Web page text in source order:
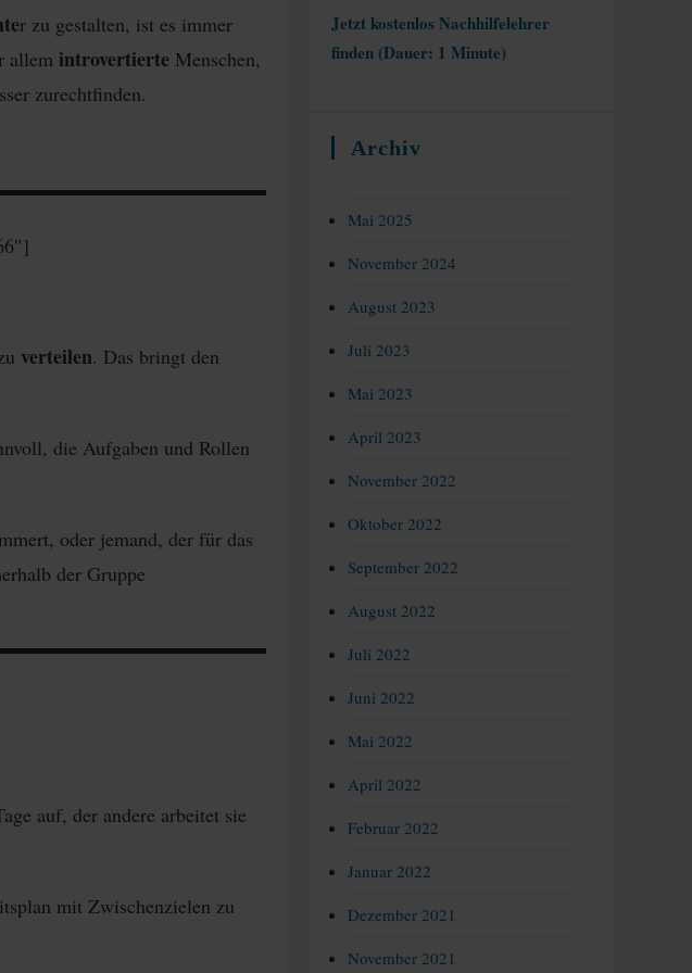
r zu gestalten, ist es immer
allem introvertierteMenschen,
zurechtfinden.
verteilen. Das bringt den
die Aufgaben und Rollen
oder jemand, der für das
der Gruppe
auf, der andere arbeitet sie
mit Zwischenzielen zu
Jetzt kostenlos Nachhilfelehrer
finden (Dauer: 1 Minute)
Archiv
Mai 2025
November 2024
August 2023
Juli 2023
Mai 2023
April 2023
November 2022
Oktober 2022
September 2022
August 2022
Juli 2022
Juni 2022
Mai 2022
April 2022
Februar 2022
Januar 2022
Dezember 2021
November 2021